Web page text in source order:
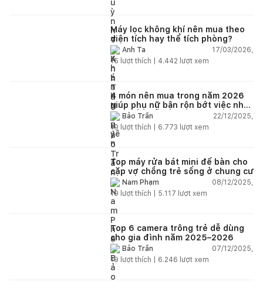
Bảo hành quá tệ, tôi phải đợi rất
lâu mới dc bảo hành, liên hệ để
được bảo hành thì bơ khách
Máy lọc không khí nên mua theo
diện tích hay thể tích phòng?
Anh Ta
17/03/2026,
15 lượt thích | 4.442 lượt xem
4 món nên mua trong năm 2026
giúp phụ nữ bận rộn bớt việc nhà,
nhẹ đầu mỗi ngày
Bảo Trần
22/12/2025,
19 lượt thích | 6.773 lượt xem
Top máy rửa bát mini để bàn cho
cặp vợ chồng trẻ sống ở chung cư
Nam Phạm
08/12/2025,
19 lượt thích | 5.117 lượt xem
Top 6 camera trông trẻ dễ dùng
cho gia đình năm 2025–2026
Bảo Trần
07/12/2025,
19 lượt thích | 6.246 lượt xem